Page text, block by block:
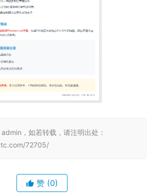
，如若转载，请注明出处：
72705/
赞 (0)